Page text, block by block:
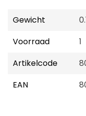
Gewicht
Voorraad
1
Artikelcode
EAN